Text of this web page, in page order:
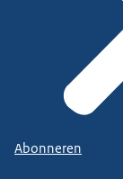
Abonneren